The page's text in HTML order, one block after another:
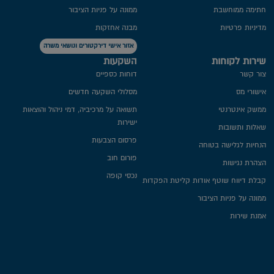
ממונה על פניות הציבור
מבנה אחזקות
אזור אישי דירקטורים ונושאי משרה
חתימה ממוחשבת
מדיניות פרטיות​
השקעות
דוחות כספיים
מסלולי השקעה חדשים
תשואה על מרכיביה, דמי ניהול והוצאות
ישירות
פרסום הצבעות
פורום חוב
נכסי קופה
שירות לקוחות
צור קשר
אישורי מס
ממשק אינטרנטי
שאלות ותשובות
הנחיות לגלישה בטוחה
הצהרת נגישות
קבלת דיווח שוטף אודות קליטת הפקדות
ממונה על פניות הציבור
אמנת שירות